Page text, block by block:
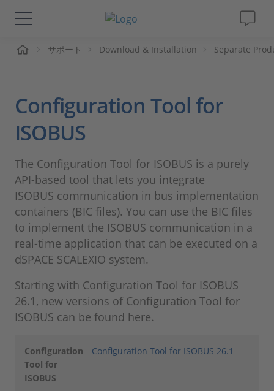
ソリューションと製品
動画
Magazine
企業情報
採用情報
サポート Download & Installation Separate
Configuration Tool for
ISOBUS
The Configuration Tool for ISOBUS is a purely
API‑based tool that lets you integrate
ISOBUS communication in bus implementation
containers (BIC files). You can use the BIC files
to implement the ISOBUS communication in a
real‑time application that can be executed on a
dSPACE SCALEXIO system.
Starting with Configuration Tool for ISOBUS
26.1, new versions of Configuration Tool for
ISOBUS can be found here.
Configuration
Tool for
ISOBUS
Configuration Tool for ISOBUS 26.1